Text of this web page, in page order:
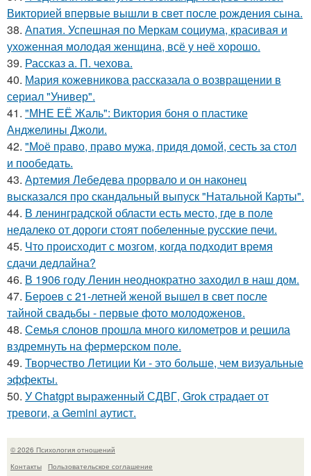
Викторией впервые вышли в свет после рождения сына.
38. Апатия. Успешная по Меркам социума, красивая и
ухоженная молодая женщина, всё у неё хорошо.
39. Рассказ а. П. чехова.
40. Мария кожевникова рассказала о возвращении в
сериал "Универ".
41. "МНЕ ЕЁ Жаль": Виктория боня о пластике
Анджелины Джоли.
42. "Моё право, право мужа, придя домой, сесть за стол
и пообедать.
43. Артемия Лебедева прорвало и он наконец
высказался про скандальный выпуск "Натальной Карты".
44. В ленинградской области есть место, где в поле
недалеко от дороги стоят побеленные русские печи.
45. Что происходит с мозгом, когда подходит время
сдачи дедлайна?
46. В 1906 году Ленин неоднократно заходил в наш дом.
47. Бероев с 21-летней женой вышел в свет после
тайной свадьбы - первые фото молодоженов.
48. Семья слонов прошла много километров и решила
вздремнуть на фермерском поле.
49. Творчество Летиции Ки - это больше, чем визуальные
эффекты.
50. У Chatgpt выраженный СДВГ, Grok страдает от
тревоги, а Gemini аутист.
© 2026 Психология отношений
Контакты
Пользовательское соглашение